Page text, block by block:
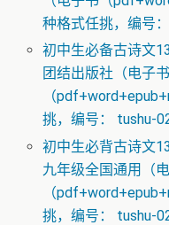
种格式任挑，编号
初中生必备古诗文
团结出版社（电子书
（
挑，编号： tushu-
初中生必背古诗文
九年级全国通用（
（
挑，编号： tushu-